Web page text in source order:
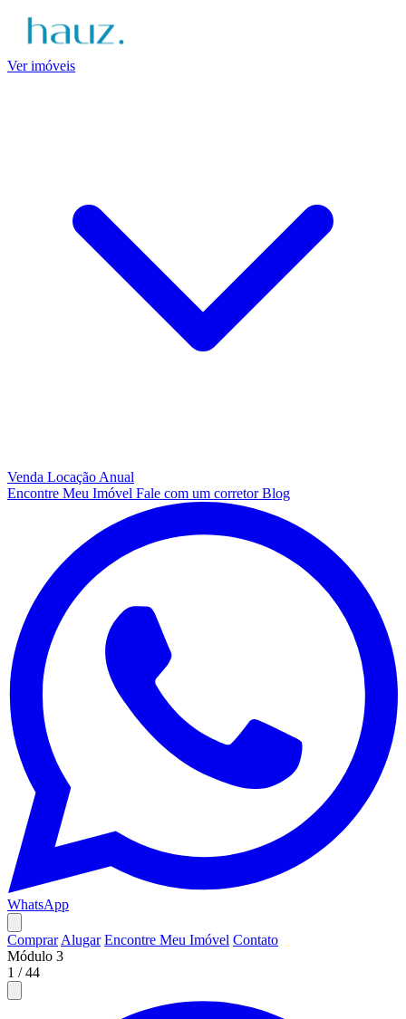
Ver imóveis
Venda Locação Anual
Encontre Meu Imóvel Fale com um corretorBlog
WhatsApp
Comprar Alugar Encontre Meu Imóvel Contato
Módulo 3
1 /44